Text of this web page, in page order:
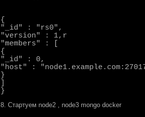
{
"_id" : "rs0",
"version" : 1,r
"members" : [
{
"_id" : 0,
"host" :
}
}
8. Стартуем node2 , node3 mongo docker